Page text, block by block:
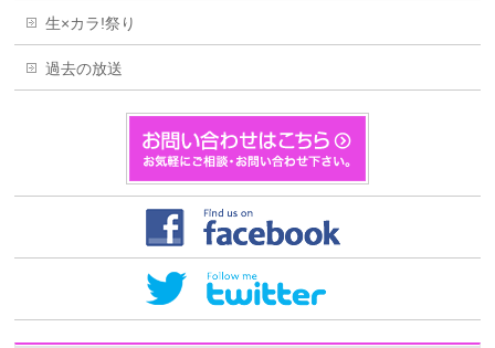
生×カラ!祭り
過去の放送